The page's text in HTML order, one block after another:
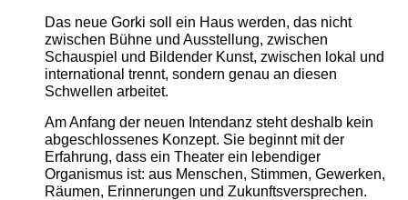
Das neue Gorki soll ein Haus werden, das nicht
zwischen Bühne und Ausstellung, zwischen
Schauspiel und Bildender Kunst, zwischen lokal und
international trennt, sondern genau an diesen
Schwellen arbeitet.
Am Anfang der neuen Intendanz steht deshalb kein
abgeschlossenes Konzept. Sie beginnt mit der
Erfahrung, dass ein Theater ein lebendiger
Organismus ist: aus Menschen, Stimmen, Gewerken,
Räumen, Erinnerungen und Zukunftsversprechen.